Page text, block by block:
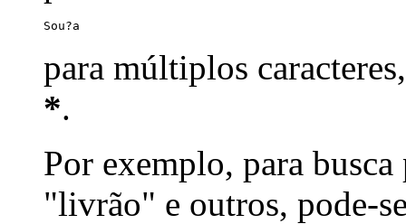
Sou?a
para múltiplos
*.
Por exemplo, para
"livrão" e outros, pode-